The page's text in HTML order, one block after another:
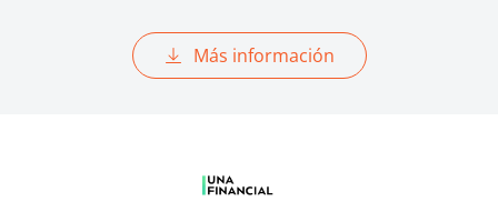
Más información